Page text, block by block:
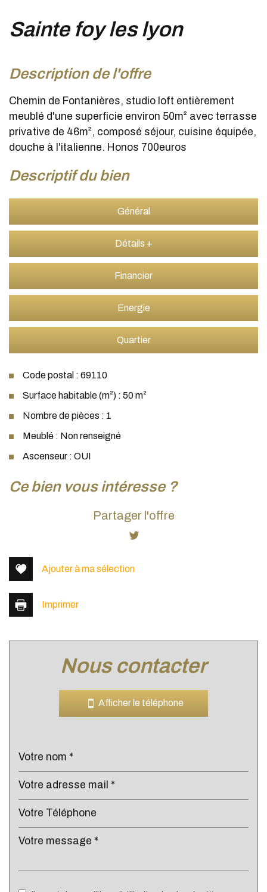
sainte foy les lyon
description de l'offre
Chemin de Fontanières, studio loft entièrement
meublé d'une superficie environ 50m² avec terrasse
privative de 46m², composé séjour, cuisine équipée,
douche à l'italienne. Honos 700euros
descriptif du bien
Général
Détails +
Financier
Energie
Quartier
Code postal : 69110
Surface habitable (m²) : 50 m²
Nombre de pièces : 1
Meublé : Non renseigné
Ascenseur : OUI
la ville de sainte foy lès lyon (69110)
Leaflet |©JawgMaps|© OpenStreetMap
Lycée
Bibliothèque
ce bien vous intéresse ?
Partager l'offre
Ajouter à ma sélection
Imprimer
nous contacter
Afficher le téléphone